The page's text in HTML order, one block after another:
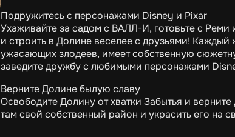
Подружитесь с персонажами Disney и Pixar
Ухаживайте за садом с ВАЛЛ-И, готовьте с Реми
и строить в Долине веселее с друзьями!
ужасающих злодеев, имеет собственную
заведите дружбу с любимыми персонажами
Верните Долине былую славу
Освободите Долину от хватки Забытья и
там свой собственный район и украсить его на